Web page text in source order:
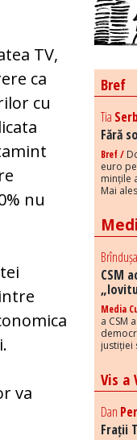
TV,
ca
cu
nu
va
Bref
Tia
Fără
Bref /
euro
mințile
Mai
CSM
Media
a CSM
justiției
Vis a
Dan
Frații